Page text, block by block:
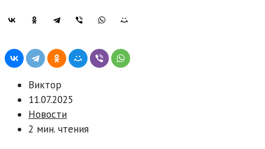
Виктор
11.07.2025
Новости
2 мин. чтения